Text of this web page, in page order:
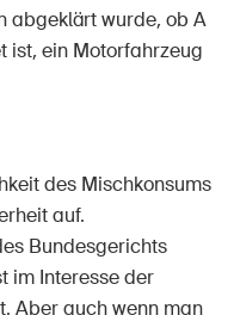
abgeklärt wurde, ob A
ist, ein Motorfahrzeug
des Mischkonsums
auf.
Bundesgerichts
im Interesse der
Aber auch wenn man